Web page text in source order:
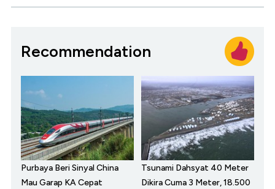
Recommendation
Purbaya Beri Sinyal China
Mau Garap KA Cepat
Tsunami Dahsyat 40 Meter
Dikira Cuma 3 Meter, 18.500